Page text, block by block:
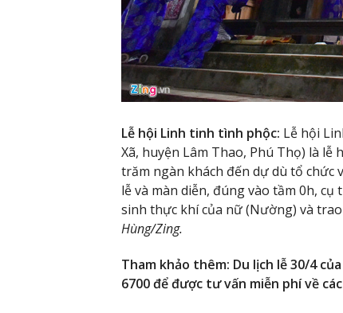
Lễ hội Linh tinh tình phộc: Lễ hội
Xã, huyện Lâm Thao, Phú Thọ) là
trăm ngàn khách đến dự dù tổ chức
lễ và màn diễn, đúng vào tầm 0h,
sinh thực khí của nữ (Nường) và
Hùng/Zing.
Tham khảo thêm: Du lịch lễ 30/4
6700 để được tư vấn miễn phí về